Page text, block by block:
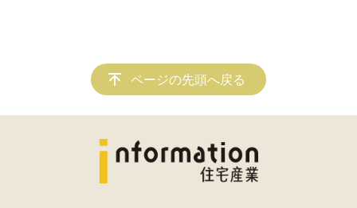
ページの先頭へ戻る